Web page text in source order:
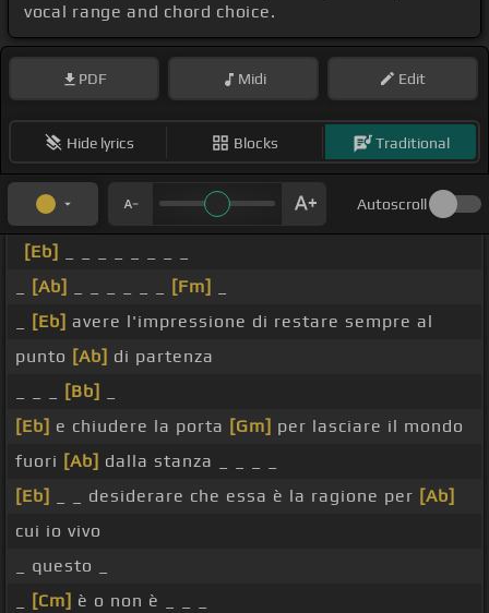
vocal range and chord choice.
PDF Midi Edit
Hide lyrics Blocks Traditional
Autoscroll
[Eb]
[Ab] [Fm]
[Eb] avere l'impressione di restare sempre al
punto [Ab] di partenza
[Bb]
[Eb] e chiudere la porta [Gm] per lasciare il mondo
fuori [Ab] dalla stanza _ _ _ _
[Eb]
_ _ desiderare che essa è la ragione per [Ab]
cui io vivo
_ questo _
[Cm] è o non è _ _ _